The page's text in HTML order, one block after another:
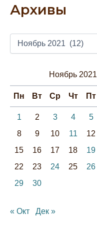
Архивы
Ы
Ноябрь 2021
Пн Вт Ср Чт Пт
1 2 3 4 5
8
9 10 11 12
15
16 17 18 19
22
23 24 25 26
29
30
« Окт Дек »